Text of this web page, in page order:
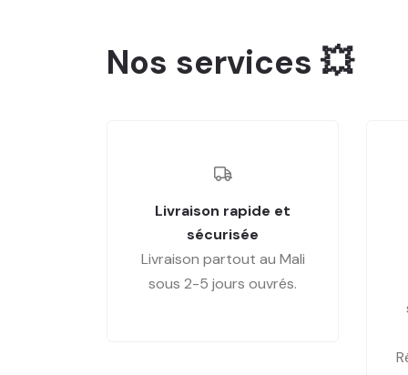
Nos services 💥
Livraison rapide et
sécurisée
Livraison partout au Mali
sous 2-5 jours ouvrés.